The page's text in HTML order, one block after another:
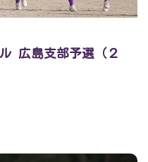
広島支部予選（２